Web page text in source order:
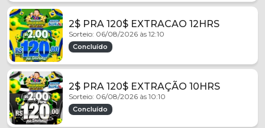
2$ PRA 120$ EXTRACAO 12HRS
Sorteio: 06/08/2026 às 12:10
Concluído
2$ PRA 120$ EXTRAÇÃO 10HRS
Sorteio: 06/08/2026 às 10:10
Concluído